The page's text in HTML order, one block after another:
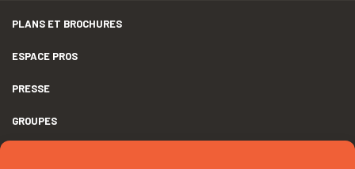
PLANS ET BROCHURES
ESPACE PROS
PRESSE
GROUPES